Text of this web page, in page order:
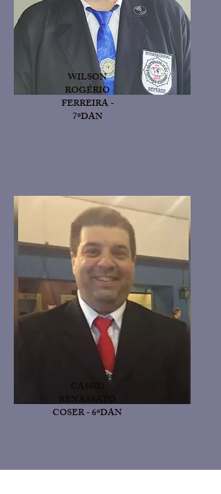
WILSON
ROGÉRIO
FERREIRA -
7ºDAN
BENASSATO
COSER - 6ºDAN